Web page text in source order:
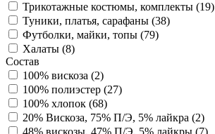
Трикотажные костюмы, комплекты (19)
Туники, платья, сарафаны (38)
Футболки, майки, топы (79)
Халаты (8)
Состав
100% вискоза (2)
100% полиэстер (27)
100% хлопок (68)
20% Вискоза, 75% П/Э, 5% лайкра (2)